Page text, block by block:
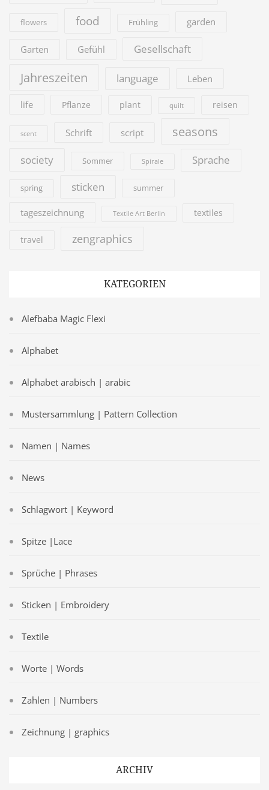
flowers food Frühling garden
Garten Gefühl Gesellschaft
Jahreszeiten language Leben
life Pflanze plant quilt reisen
scent Schrift script seasons
society Sommer Spirale Sprache
spring sticken summer
tageszeichnung Textile Art Berlin textiles
travel zengraphics
KATEGORIEN
Alefbaba Magic Flexi
Alphabet
Alphabet arabisch | arabic
Mustersammlung | Pattern Collection
Namen | Names
News
Schlagwort | Keyword
Spitze |Lace
Sprüche | Phrases
Sticken | Embroidery
Textile
Worte | Words
Zahlen | Numbers
Zeichnung | graphics
ARCHIV